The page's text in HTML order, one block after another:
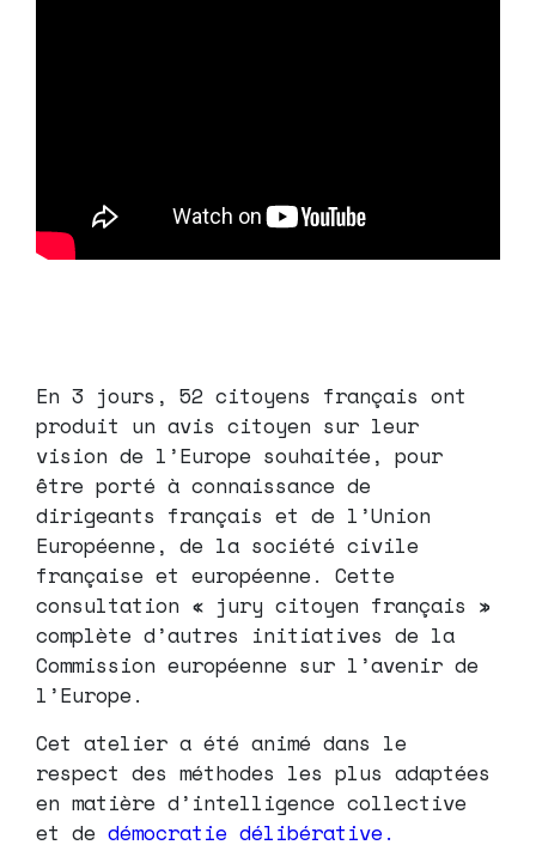
En 3 jours, 52 citoyens français ont
produit un avis citoyen sur leur
vision de l’Europe souhaitée, pour
être porté à connaissance de
dirigeants français et de l’Union
Européenne, de la société civile
française et européenne. Cette
consultation « jury citoyen français »
complète d’autres initiatives de la
Commission européenne sur l’avenir de
l’Europe.
Cet atelier a été animé dans le
respect des méthodes les plus adaptées
en matière d’intelligence collective
et de démocratie délibérative.